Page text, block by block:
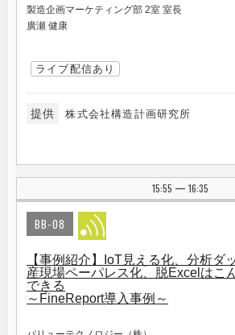
製造企画マーケティング部 2室 室長
廣瀬 健康
ライブ配信あり
提供 株式会社構造計画研究所
15:55 | 16:35
BB-08
【事例紹介】IoT見える化、分析ダ
産現場ペーパレス化、脱Excelはこ
できる
～FineReport導入事例～